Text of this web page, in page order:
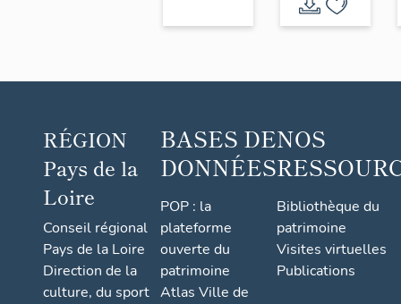
Pasquier
et Cie
RÉGION
Pays de la
Loire
Conseil régional
Pays de la Loire
Direction de la
culture, du sport
BASES DE
DONNÉES
POP : la
plateforme
ouverte du
patrimoine
Atlas Ville de
NOS
Bibliothèque du
patrimoine
Visites virtuelles
Publications